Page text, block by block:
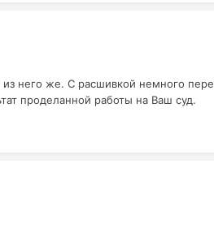
него же. С расшивкой немного
проделанной работы на Ваш суд.